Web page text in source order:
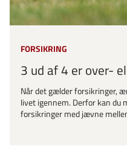
FORSIKRING
3 ud af 4 er over-
Når det gælder forsikringer,
livet igennem. Derfor kan du
forsikringer med jævne